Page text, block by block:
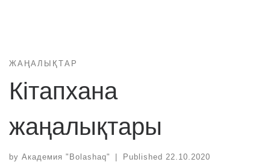
ЖАҢАЛЫҚТАР
Кітапхана
жаңалықтары
by Академия "Bolashaq" | Published 22.10.2020